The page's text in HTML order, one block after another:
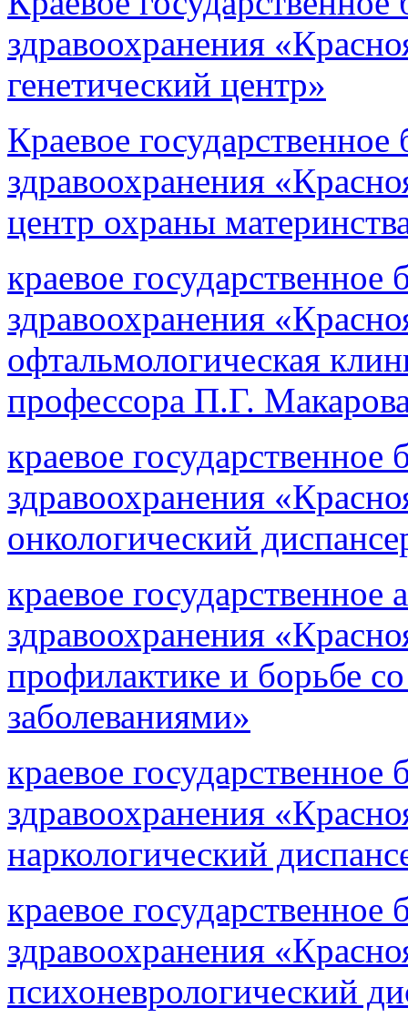
здравоохранения
генетический центр»
Краевое
здравоохранения
центр охраны
краевое
здравоохранения
офтальмологическая
профессора П.Г.
краевое
здравоохранения
онкологический
краевое
здравоохранения
профилактике и борьбе
заболеваниями»
краевое
здравоохранения
наркологический
краевое
здравоохранения
психоневрологический